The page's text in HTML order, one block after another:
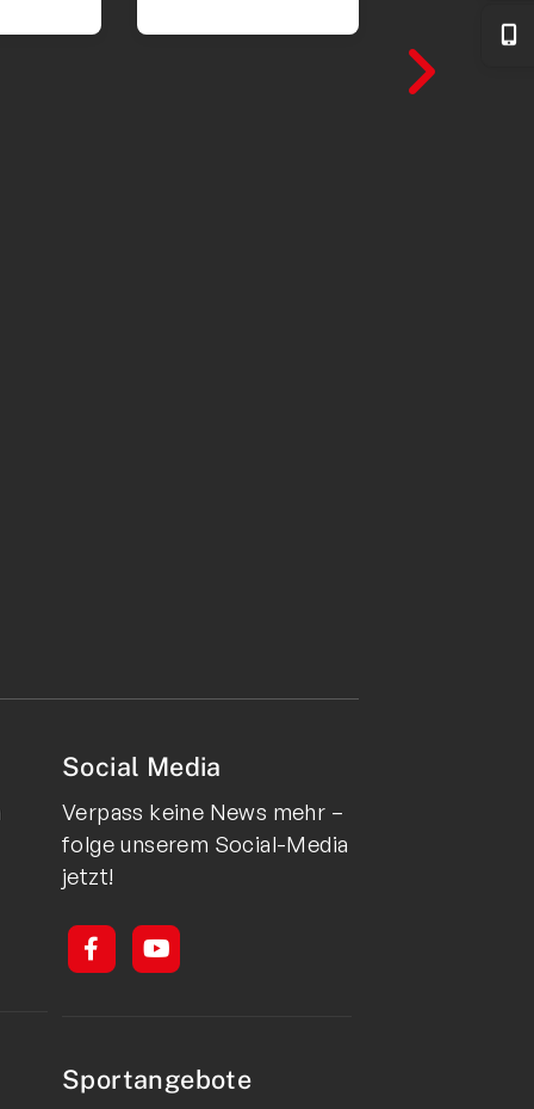
Social Media
Verpass keine News mehr –
folge unserem Social-Media
jetzt!
Sportangebote